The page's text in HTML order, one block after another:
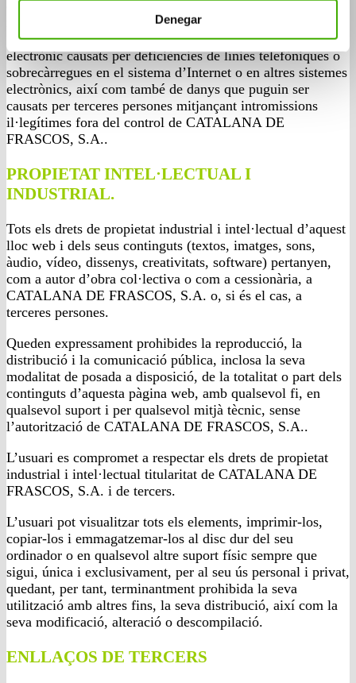
Denegar
el funcionament operatiu d’aquest sistema electrònic,
motivat per causes alienes a CATALANA DE FRASCOS,
S.A., de retards o bloquejos en l’ús d’aquest sistema
electrònic causats per deficiències de línies telefòniques o
sobrecàrregues en el sistema d’Internet o en altres sistemes
electrònics, així com també de danys que puguin ser
causats per terceres persones mitjançant intromissions
il·legítimes fora del control de CATALANA DE
FRASCOS, S.A..
PROPIETAT INTEL·LECTUAL I
INDUSTRIAL.
Tots els drets de propietat industrial i intel·lectual d’aquest
lloc web i dels seus continguts (textos, imatges, sons,
àudio, vídeo, dissenys, creativitats, software) pertanyen,
com a autor d’obra col·lectiva o com a cessionària, a
CATALANA DE FRASCOS, S.A. o, si és el cas, a
terceres persones.
Queden expressament prohibides la reproducció, la
distribució i la comunicació pública, inclosa la seva
modalitat de posada a disposició, de la totalitat o part dels
continguts d’aquesta pàgina web, amb qualsevol fi, en
qualsevol suport i per qualsevol mitjà tècnic, sense
l’autorització de CATALANA DE FRASCOS, S.A..
L’usuari es compromet a respectar els drets de propietat
industrial i intel·lectual titularitat de CATALANA DE
FRASCOS, S.A. i de tercers.
L’usuari pot visualitzar tots els elements, imprimir-los,
copiar-los i emmagatzemar-los al disc dur del seu
ordinador o en qualsevol altre suport físic sempre que
sigui, única i exclusivament, per al seu ús personal i privat,
quedant, per tant, terminantment prohibida la seva
utilització amb altres fins, la seva distribució, així com la
seva modificació, alteració o descompilació.
ENLLAÇOS DE TERCERS